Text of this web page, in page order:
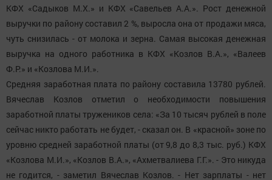
КФХ «Садыков М.Х.» и КФХ «Савельев А.А.». Рост денежной
выручки по району составил 2 %, выросла она от продажи мяса,
чуть снизилась - от молока и зерна. Самая высокая денежная
выручка на одного работника в КФХ «Козлов В.А.», «Валеев
Ф.Р.» и «Козлова М.И.».
Средняя заработная плата по району составила 13780 рублей.
Вячеслав Козлов отметил о необходимости повышения
заработной платы тружеников села: «За 10 тысяч рублей в поле
сейчас никто работать не будет, - сказал он. В «красной» зоне по
уровню средней заработной платы (от 9,8 до 8,3 тыс. руб.) КФХ
«Козлова М.И.», «Козлов В.А.», «Ахметвалиева Г.Г.». - Это никуда
не годится, - заметил Вячеслав Козлов. - Нет зарплаты - нет